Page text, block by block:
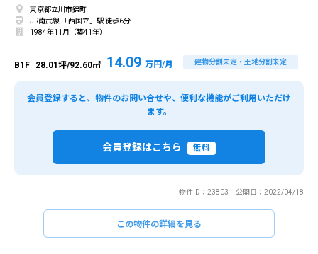
東京都立川市錦町
JR南武線 「西国立」駅 徒歩6分
1984年11月（築41年）
B1F 28.01坪/92.60㎡ 14.09 万円/月 建物分割未定・土地分割未定
会員登録すると、物件のお問い合せや、便利な機能がご利用いただけ
ます。
会員登録はこちら 無料
物件ID：23803 公開日：2022/04/18
この物件の詳細を見る